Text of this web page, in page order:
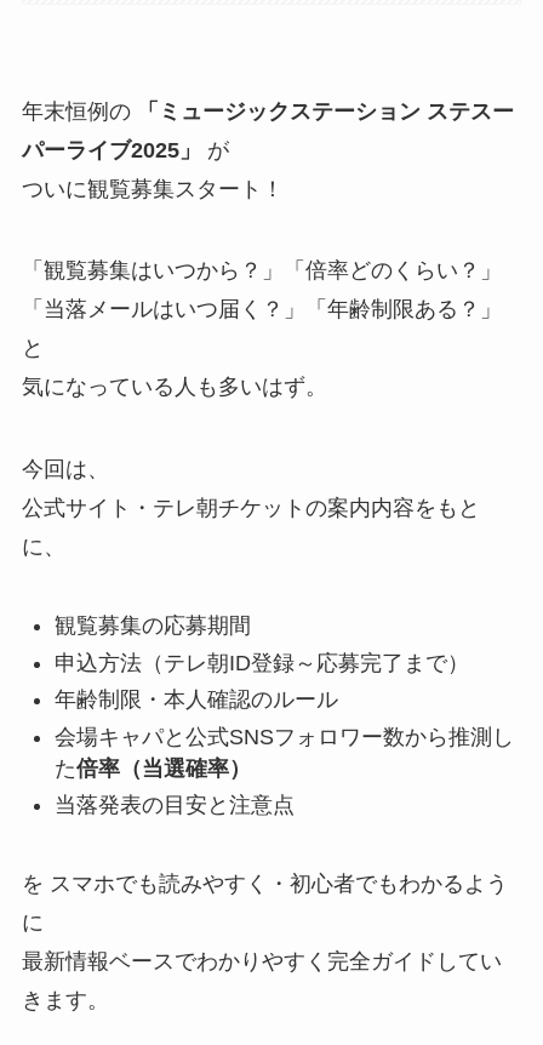
年末恒例の
「ミュージックステーション ステスー
パーライブ2025」
が
ついに観覧募集スタート！
「観覧募集はいつから？」「倍率どのくらい？」
「当落メールはいつ届く？」「年齢制限ある？」
と
気になっている人も多いはず。
今回は、
公式サイト・テレ朝チケットの案内内容をもと
に、
観覧募集の応募期間
申込方法（テレ朝ID登録～応募完了まで）
年齢制限・本人確認のルール
会場キャパと公式SNSフォロワー数から推測し
た倍率（当選確率）
当落発表の目安と注意点
を スマホでも読みやすく・初心者でもわかるよう
に
最新情報ベースでわかりやすく完全ガイドしてい
きます。